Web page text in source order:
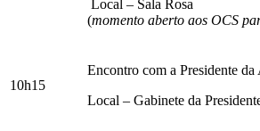
Local – Sala Rosa
(momento aberto aos OCS
10h15
Encontro com a Presidente
Local – Gabinete da